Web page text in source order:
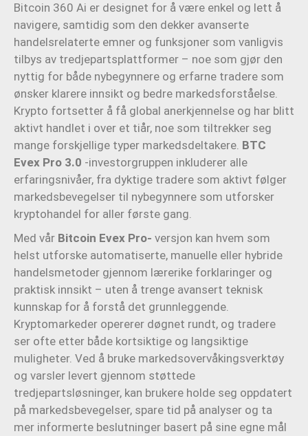
Bitcoin 360 Ai er designet for å være enkel og lett å
navigere, samtidig som den dekker avanserte
handelsrelaterte emner og funksjoner som vanligvis
tilbys av tredjepartsplattformer – noe som gjør den
nyttig for både nybegynnere og erfarne tradere som
ønsker klarere innsikt og bedre markedsforståelse.
Krypto fortsetter å få global anerkjennelse og har blitt
aktivt handlet i over et tiår, noe som tiltrekker seg
mange forskjellige typer markedsdeltakere. BTC
Evex Pro 3.0 -investorgruppen inkluderer alle
erfaringsnivåer, fra dyktige tradere som aktivt følger
markedsbevegelser til nybegynnere som utforsker
kryptohandel for aller første gang.
Med vår Bitcoin Evex Pro- versjon kan hvem som
helst utforske automatiserte, manuelle eller hybride
handelsmetoder gjennom lærerike forklaringer og
praktisk innsikt – uten å trenge avansert teknisk
kunnskap for å forstå det grunnleggende.
Kryptomarkeder opererer døgnet rundt, og tradere
ser ofte etter både kortsiktige og langsiktige
muligheter. Ved å bruke markedsovervåkingsverktøy
og varsler levert gjennom støttede
tredjepartsløsninger, kan brukere holde seg oppdatert
på markedsbevegelser, spare tid på analyser og ta
mer informerte beslutninger basert på sine egne mål